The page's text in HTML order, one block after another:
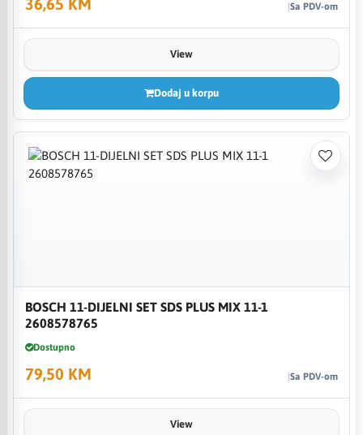
Sa PDV-om
View
Dodaj u korpu
BOSCH 11-DIJELNI SET SDS PLUS MIX 11-1
2608578765
Dostupno
79,50 KM Sa PDV-om
View